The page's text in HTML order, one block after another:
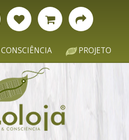
CONSCIÊNCIA PROJETO